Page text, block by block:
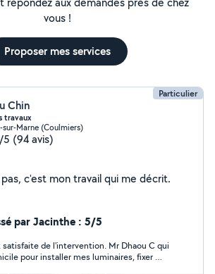
vous !
Proposer mes services
Particulier
Chin
travaux
sur-Marne (Coulmiers)
5 (94 avis)
c'est mon travail qui me décrit.
par Jacinthe : 5/5
de l'intervention. Mr Dhaou C qui
pour installer mes luminaires, fixer ma